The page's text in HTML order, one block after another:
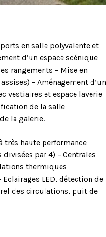
en salle polyvalente et
d’un espace scénique
rangements – Mise en
– Aménagement d’un
vestiaires et espace laverie
de la salle
la galerie.
très haute performance
par 4) – Centrales
thermiques
LED, détection de
des circulations, puit de